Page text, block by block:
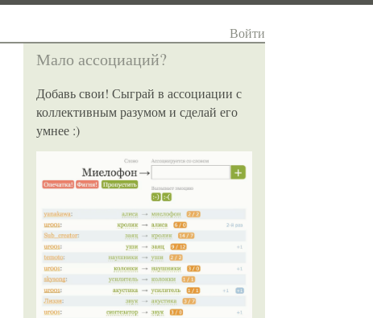
Войти
Мало ассоциаций?
Добавь свои! Сыграй в ассоциации с
коллективным разумом и сделай его
умнее :)